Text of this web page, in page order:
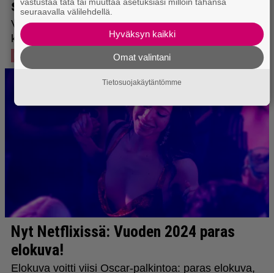
seuraavalla välilehdellä.
Hyväksyn kaikki
Omat valintani
Tietosuojakäytäntömme